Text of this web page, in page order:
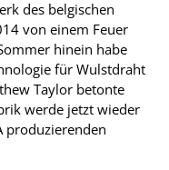
des belgischen
von einem Feuer
hinein habe
für Wulstdraht
Taylor betonte
werde jetzt wieder
produzierenden